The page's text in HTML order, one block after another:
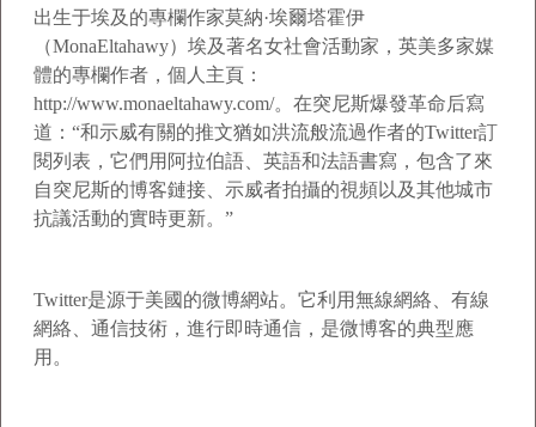
出生于埃及的專欄作家莫納·埃爾塔霍伊
（MonaEltahawy）埃及著名女社會活動家，英美多家媒
體的專欄作者，個人主頁：
http://www.monaeltahawy.com/。在突尼斯爆發革命后寫
道：“和示威有關的推文猶如洪流般流過作者的Twitter訂
閱列表，它們用阿拉伯語、英語和法語書寫，包含了來
自突尼斯的博客鏈接、示威者拍攝的視頻以及其他城市
抗議活動的實時更新。”
Twitter是源于美國的微博網站。它利用無線網絡、有線
網絡、通信技術，進行即時通信，是微博客的典型應
用。